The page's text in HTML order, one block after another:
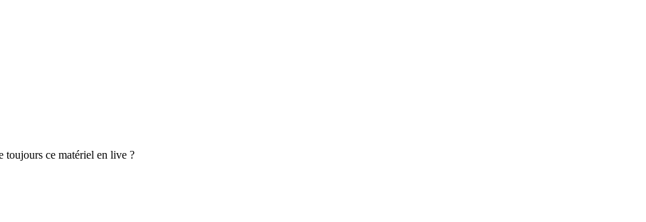
toujours ce matériel en live ?